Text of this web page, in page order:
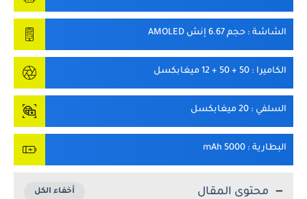
الشاشة : حجم 6.67 إنش AMOLED
الكاميرا : 50 + 50 + 12 ميغابكسل
السلفي : 20 ميغابكسل
البطارية : 5000 mAh
محتوى المقال